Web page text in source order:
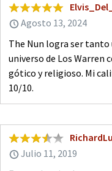
Agosto 13, 2024
The Nun logra ser tanto
universo de Los Warren
gótico y religioso. Mi
10/10.
Julio 11, 2019